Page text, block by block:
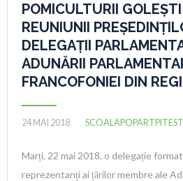
POMICULTURII
REUNIUNII
DELEGAȚII
ADUNĂRII
FRANCOFONIEI DIN
24 MAI 2018 SCOALAPOPARTPITESTI
Marți, 22 mai 2018, o delegație
reprezentanți ai țărilor membre ale